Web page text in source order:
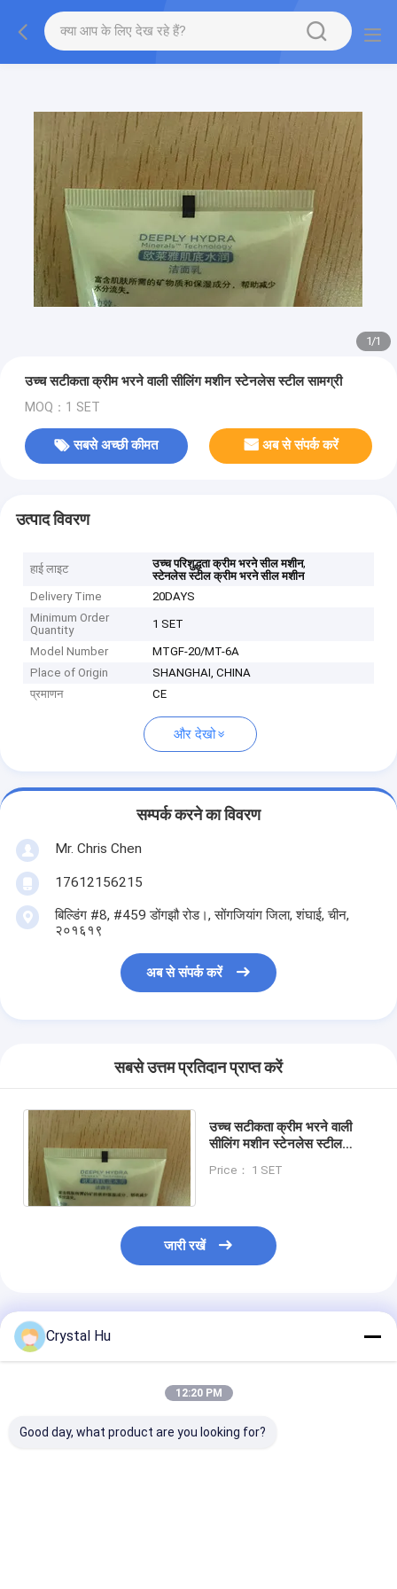
1/1
उच्च सटीकता क्रीम भरने वाली सीलिंग मशीन स्टेनलेस स्टील सामग्री
MOQ：1 SET
सबसे अच्छी कीमत अब से संपर्क करें
उत्पाद विवरण
हाई लाइट उच्च परिशुद्धता क्रीम भरने सील मशीन,
स्टेनलेस स्टील क्रीम भरने सील मशीन
Delivery Time
20DAYS
Minimum Order
Quantity
1 SET
Model Number
MTGF-20/MT-6A
Place of Origin
SHANGHAI, CHINA
प्रमाणन
CE
और देखो
सम्पर्क करने का विवरण
Mr. Chris Chen
17612156215
बिल्डिंग #8, #459 डोंगझौ रोड।, सोंगजियांग जिला, शंघाई, चीन,
२०१६१९
अब से संपर्क करें
सबसे उत्तम प्रतिदान प्राप्त करें
उच्च सटीकता क्रीम भरने वाली
सीलिंग मशीन स्टेनलेस स्टील
Price： 1 SET
जारी रखें
अनुशंसित उत्पाद
Crystal Hu
12:20 PM
Good day, what product are you looking for?